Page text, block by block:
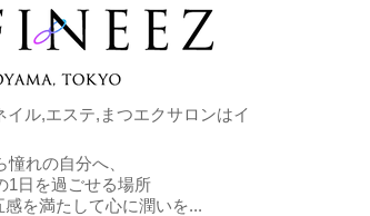
イル,エステ,まつエクサロンはイ
れの自分へ、
1日を過ごせる場所
感を満たして心に潤いを...